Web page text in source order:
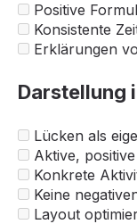
Positive
Konsistente
Erklärungen
Darstellung
Lücken als
Aktive,
Konkrete
Keine
Layout